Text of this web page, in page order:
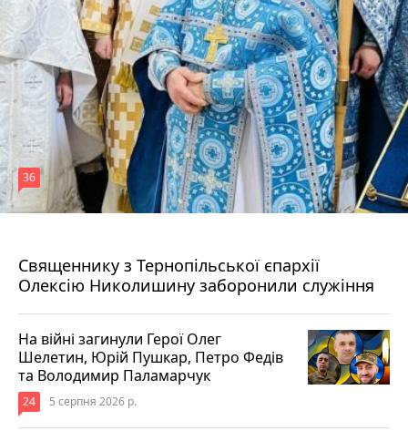
Священнику з Тернопільської єпархії
Олексію Николишину заборонили служіння
36
На війні загинули Герої Олег
Шелетин, Юрій Пушкар, Петро Федів
та Володимир Паламарчук
24 5 серпня 2026 р.